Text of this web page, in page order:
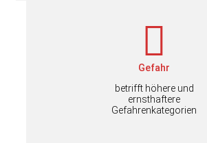
Gefahr
betrifft höhere und
ernsthaftere
Gefahrenkategorien